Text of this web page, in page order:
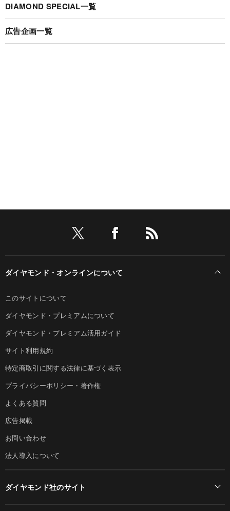
DIAMOND SPECIAL一覧
広告企画一覧
ダイヤモンド・オンラインについて
このサイトについて
ダイヤモンド・プレミアムについて
ダイヤモンド・プレミアム活用ガイド
サイト利用規約
特定商取引に関する法律に基づく表示
プライバシーポリシー・著作権
よくある質問
広告掲載
お問い合わせ
法人導入について
ダイヤモンド社のサイト